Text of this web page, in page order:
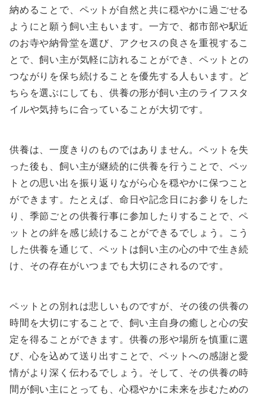
納めることで、ペットが自然と共に穏やかに過ごせる
ようにと願う飼い主もいます。一方で、都市部や駅近
のお寺や納骨堂を選び、アクセスの良さを重視するこ
とで、飼い主が気軽に訪れることができ、ペットとの
つながりを保ち続けることを優先する人もいます。ど
ちらを選ぶにしても、供養の形が飼い主のライフスタ
イルや気持ちに合っていることが大切です。
供養は、一度きりのものではありません。ペットを失
った後も、飼い主が継続的に供養を行うことで、ペッ
トとの思い出を振り返りながら心を穏やかに保つこと
ができます。たとえば、命日や記念日にお参りをした
り、季節ごとの供養行事に参加したりすることで、ペ
ットとの絆を感じ続けることができるでしょう。こう
した供養を通じて、ペットは飼い主の心の中で生き続
け、その存在がいつまでも大切にされるのです。
ペットとの別れは悲しいものですが、その後の供養の
時間を大切にすることで、飼い主自身の癒しと心の安
定を得ることができます。供養の形や場所を慎重に選
び、心を込めて送り出すことで、ペットへの感謝と愛
情がより深く伝わるでしょう。そして、その供養の時
間が飼い主にとっても、心穏やかに未来を歩むための